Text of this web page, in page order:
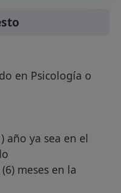
en Psicología o
año ya sea en el
meses en la